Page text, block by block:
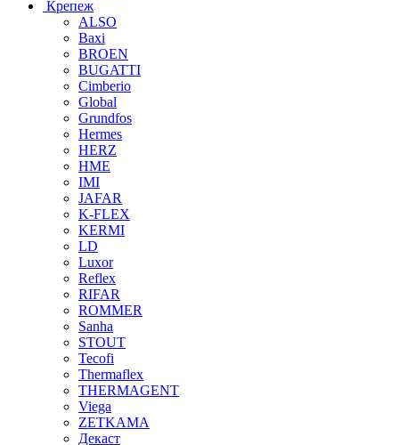
Крепеж
ALSO
Baxi
BROEN
BUGATTI
Cimberio
Global
Grundfos
Hermes
HERZ
HME
IMI
JAFAR
K-FLEX
KERMI
LD
Luxor
Reflex
RIFAR
ROMMER
Sanha
STOUT
Tecofi
Thermaflex
THERMAGENT
Viega
ZETKAMA
Декаст